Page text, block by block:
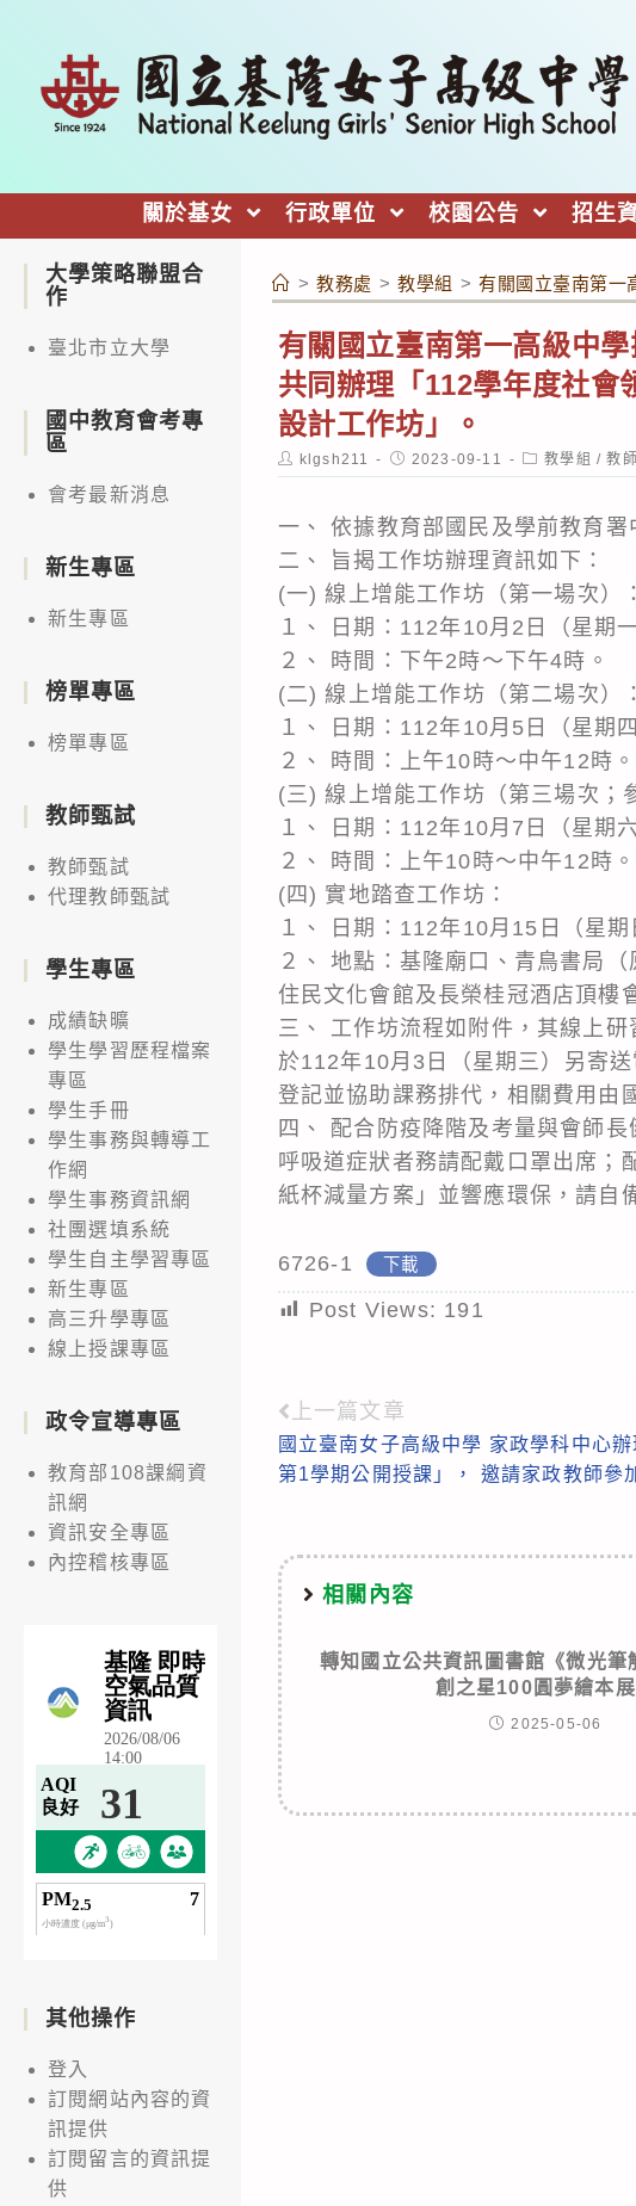
關於基女 行政單位 校園公告 招生
> 教務處 > 教學組 > 有關國立臺南第一
有關國立臺南第一高級中
共同辦理「112學年度社會
設計工作坊」。
Post
author:
klgsh211
Post
published:
2023-09-11
Post
category:
教學組 / 教
一、 依據教育部國民及學前教育
二、 旨揭工作坊辦理資訊如下：
(一) 線上增能工作坊（第一場次）：
１、 日期：112年10月2日（星期
２、 時間：下午2時～下午4時。
(二) 線上增能工作坊（第二場次）：
１、 日期：112年10月5日（星期
２、 時間：上午10時～中午12時。
(三) 線上增能工作坊（第三場次；
１、 日期：112年10月7日（星期
２、 時間：上午10時～中午12時。
(四) 實地踏查工作坊：
１、 日期：112年10月15日（星
２、 地點：基隆廟口、青鳥書局
住民文化會館及長榮桂冠酒店頂樓
三、 工作坊流程如附件，其線上
於112年10月3日（星期三）另寄
登記並協助課務排代，相關費用由
四、 配合防疫降階及考量與會師
呼吸道症狀者務請配戴口罩出席；
紙杯減量方案」並響應環保，請自
6726-1 下載
Post Views: 191
Read
more
上一篇文章
國立臺南女子高級中學 家政學科中心
第1學期公開授課」， 邀請家政教師參
相關內容
轉知國立公共資訊圖書館《微光筆
創之星100圓夢繪本展
2025-05-06
大學策略聯盟合
作
臺北市立大學
國中教育會考專
區
會考最新消息
新生專區
新生專區
榜單專區
榜單專區
教師甄試
教師甄試
代理教師甄試
學生專區
成績缺曠
學生學習歷程檔案
專區
學生手冊
學生事務與轉導工
作網
學生事務資訊網
社團選填系統
學生自主學習專區
新生專區
高三升學專區
線上授課專區
政令宣導專區
教育部108課綱資
訊網
資訊安全專區
內控稽核專區
其他操作
登入
訂閱網站內容的資
訊提供
訂閱留言的資訊提
供